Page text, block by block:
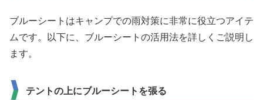
ブルーシートはキャンプでの雨対策に非常に役立つアイテ
ムです。以下に、ブルーシートの活用法を詳しくご説明し
ます。
テントの上にブルーシートを張る